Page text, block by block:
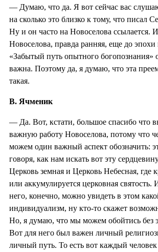
— Думаю, что да. Я вот сейчас вас
на сколько это близко к тому, что писал
Ну и он часто на Новоселова ссылается.
Новоселова, правда ранняя, еще до эпохи
«Забытый путь опытного богопознания»
важна. Поэтому да, я думаю, что эта
такая.
В. Ячменик
— Да. Вот, кстати, большое спасибо что
важную работу Новоселова, потому что
можем один важный аспект обозначить:
говоря, как нам искать вот эту
Церковь земная и Церковь Небесная, где
или аккумулируется церковная святость.
него, конечно, можно увидеть в этом
индивидуализм, ну кто-то скажет
Но, я думаю, что мы можем обойтись без
Вот для него был важен личный
личный путь. То есть вот каждый